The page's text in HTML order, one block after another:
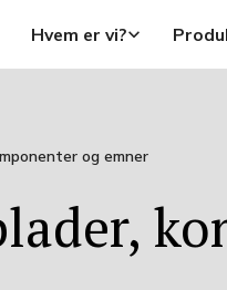
Hvem er vi?
og emner